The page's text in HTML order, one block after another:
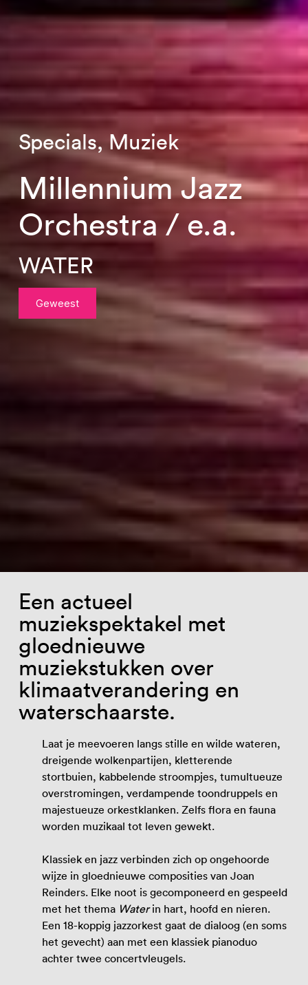
Millennium Jazz
Orchestra / e.a.
WATER
Specials, Muziek
Geweest
Een actueel
muziekspektakel met
gloednieuwe
muziekstukken over
klimaatverandering en
waterschaarste.
Laat je meevoeren langs stille en wilde wateren,
dreigende wolkenpartijen, kletterende
stortbuien, kabbelende stroompjes, tumultueuze
overstromingen, verdampende toondruppels en
majestueuze orkestklanken. Zelfs flora en fauna
worden muzikaal tot leven gewekt.
Klassiek en jazz verbinden zich op ongehoorde
wijze in gloednieuwe composities van Joan
Reinders. Elke noot is gecomponeerd en gespeeld
met het thema Waterin hart, hoofd en nieren.
Een 18-koppig jazzorkest gaat de dialoog (en soms
het gevecht) aan met een klassiek pianoduo
achter twee concertvleugels.